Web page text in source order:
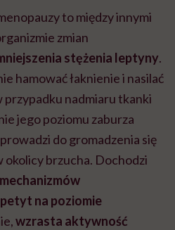
to między innymi
zmian
stężenia leptyny.
hamować łaknienie i nasilać
nadmiaru tkanki
jego poziomu zaburza
do gromadzenia się
okolicy brzucha. Dochodzi
na poziomie
wzrasta aktywność